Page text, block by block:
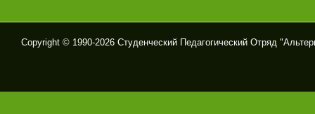
Copyright © 1990-2026 Студенческий Педагогический Отряд